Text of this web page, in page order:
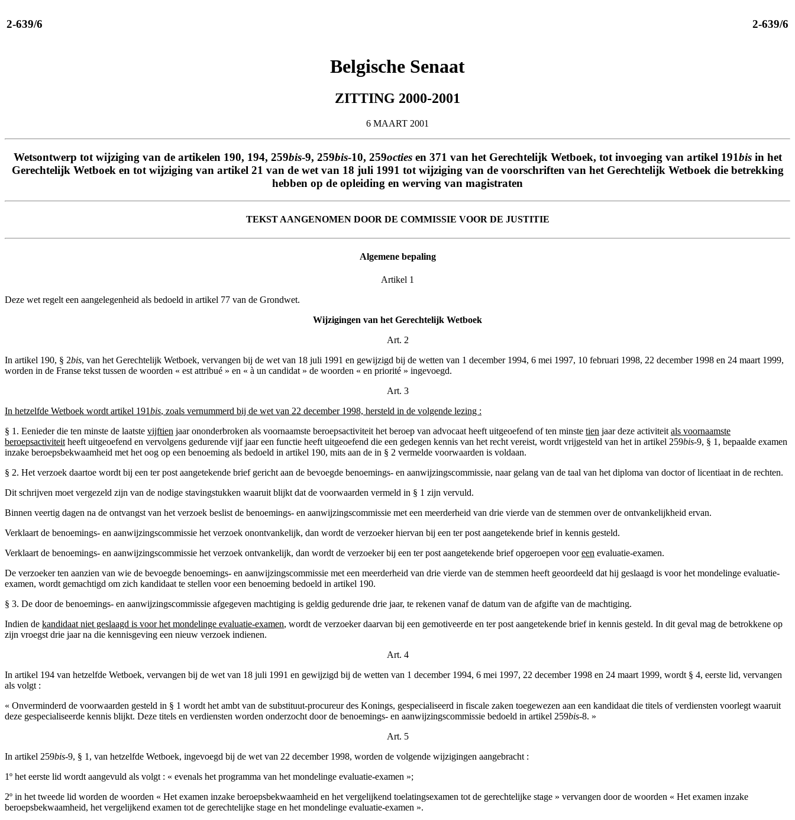
2-639/6 2-639/6
Belgische Senaat
ZITTING 2000-2001
6 MAART 2001
Wetsontwerp tot wijziging van de artikelen 190, 194, 259bis-9, 259bis-10, 259octiesen 371 van het Gerechtelijk Wetboek, tot invoeging van artikel 191bisin het
Gerechtelijk Wetboek en tot wijziging van artikel 21 van de wet van 18 juli 1991 tot wijziging van de voorschriften van het Gerechtelijk Wetboek die betrekking
hebben op de opleiding en werving van magistraten
TEKST AANGENOMEN DOOR DE COMMISSIE VOOR DE JUSTITIE
Algemene bepaling
Artikel 1
Deze wet regelt een aangelegenheid als bedoeld in artikel 77 van de Grondwet.
Wijzigingen van het Gerechtelijk Wetboek
Art. 2
In artikel 190, § 2bis, van het Gerechtelijk Wetboek, vervangen bij de wet van 18 juli 1991 en gewijzigd bij de wetten van 1 december 1994, 6 mei 1997, 10 februari 1998, 22 december 1998 en 24 maart 1999,
worden in de Franse tekst tussen de woorden « est attribué » en « à un candidat » de woorden « en priorité » ingevoegd.
Art. 3
In hetzelfde Wetboek wordt artikel 191bis, zoals vernummerd bij de wet van 22 december 1998, hersteld in de volgende lezing :
§ 1. Eenieder die ten minste de laatste vijftien jaar ononderbroken als voornaamste beroepsactiviteit het beroep van advocaat heeft uitgeoefend of ten minste tien jaar deze activiteit als voornaamste
beroepsactiviteit heeft uitgeoefend en vervolgens gedurende vijf jaar een functie heeft uitgeoefend die een gedegen kennis van het recht vereist, wordt vrijgesteld van het in artikel 259bis-9, § 1, bepaalde examen
inzake beroepsbekwaamheid met het oog op een benoeming als bedoeld in artikel 190, mits aan de in § 2 vermelde voorwaarden is voldaan.
§ 2. Het verzoek daartoe wordt bij een ter post aangetekende brief gericht aan de bevoegde benoemings- en aanwijzingscommissie, naar gelang van de taal van het diploma van doctor of licentiaat in de rechten.
Dit schrijven moet vergezeld zijn van de nodige stavingstukken waaruit blijkt dat de voorwaarden vermeld in § 1 zijn vervuld.
Binnen veertig dagen na de ontvangst van het verzoek beslist de benoemings- en aanwijzingscommissie met een meerderheid van drie vierde van de stemmen over de ontvankelijkheid ervan.
Verklaart de benoemings- en aanwijzingscommissie het verzoek onontvankelijk, dan wordt de verzoeker hiervan bij een ter post aangetekende brief in kennis gesteld.
Verklaart de benoemings- en aanwijzingscommissie het verzoek ontvankelijk, dan wordt de verzoeker bij een ter post aangetekende brief opgeroepen vooreen evaluatie-examen.
De verzoeker ten aanzien van wie de bevoegde benoemings- en aanwijzingscommissie met een meerderheid van drie vierde van de stemmen heeft geoordeeld dat hij geslaagd is voor het mondelinge evaluatie-
examen, wordt gemachtigd om zich kandidaat te stellen voor een benoeming bedoeld in artikel 190.
§ 3. De door de benoemings- en aanwijzingscommissie afgegeven machtiging is geldig gedurende drie jaar, te rekenen vanaf de datum van de afgifte van de machtiging.
Indien de kandidaat niet geslaagd is voor het mondelinge evaluatie-examen, wordt de verzoeker daarvan bij een gemotiveerde en ter post aangetekende brief in kennis gesteld. In dit geval mag de betrokkene op
zijn vroegst drie jaar na die kennisgeving een nieuw verzoek indienen.
Art. 4
In artikel 194 van hetzelfde Wetboek, vervangen bij de wet van 18 juli 1991 en gewijzigd bij de wetten van 1 december 1994, 6 mei 1997, 22 december 1998 en 24 maart 1999, wordt § 4, eerste lid, vervangen
als volgt :
« Onverminderd de voorwaarden gesteld in § 1 wordt het ambt van de substituut-procureur des Konings, gespecialiseerd in fiscale zaken toegewezen aan een kandidaat die titels of verdiensten voorlegt waaruit
deze gespecialiseerde kennis blijkt. Deze titels en verdiensten worden onderzocht door de benoemings- en aanwijzingscommissie bedoeld in artikel 259bis-8. »
Art. 5
In artikel 259bis-9, § 1, van hetzelfde Wetboek, ingevoegd bij de wet van 22 december 1998, worden de volgende wijzigingen aangebracht :
1º het eerste lid wordt aangevuld als volgt : « evenals het programma van het mondelinge evaluatie-examen »;
2º in het tweede lid worden de woorden « Het examen inzake beroepsbekwaamheid en het vergelijkend toelatingsexamen tot de gerechtelijke stage » vervangen door de woorden « Het examen inzake
beroepsbekwaamheid, het vergelijkend examen tot de gerechtelijke stage en het mondelinge evaluatie-examen ».